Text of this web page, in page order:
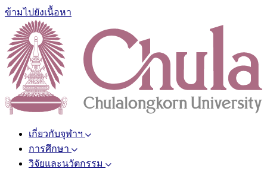
ข้ามไปยังเนื้อหา
เกี่ยวกับจุฬาฯ
การศึกษา
วิจัยและนวัตกรรม